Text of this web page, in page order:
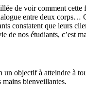
de voir comment
entre deux
constatent que leurs
de nos étudiants, c’est
un objectif à atteindre à
mains bienveillantes.